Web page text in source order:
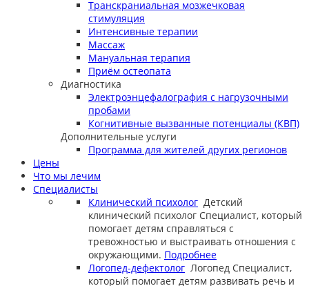
Транскраниальная мозжечковая
стимуляция
Интенсивные терапии
Массаж
Мануальная терапия
Приём остеопата
Диагностика
Электроэнцефалография с нагрузочными
пробами
Когнитивные вызванные потенциалы (КВП)
Дополнительные услуги
Программа для жителей других регионов
Цены
Что мы лечим
Специалисты
Клинический психолог Детский
клинический психолог Специалист, который
помогает детям справляться с
тревожностью и выстраивать отношения с
окружающими. Подробнее
Логопед-дефектолог Логопед Специалист,
который помогает детям развивать речь и